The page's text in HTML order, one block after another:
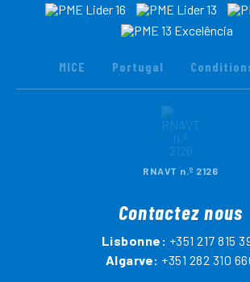
MICE Portugal
RNAVT n.º 2126
Contactez nous
Lisbonne: +351 217 815
Algarve: +351 282 310